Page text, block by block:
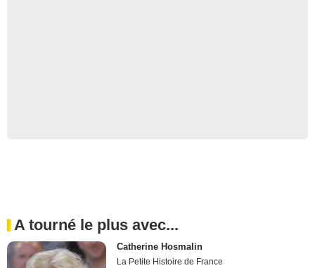
A tourné le plus avec...
Catherine Hosmalin
La Petite Histoire de France